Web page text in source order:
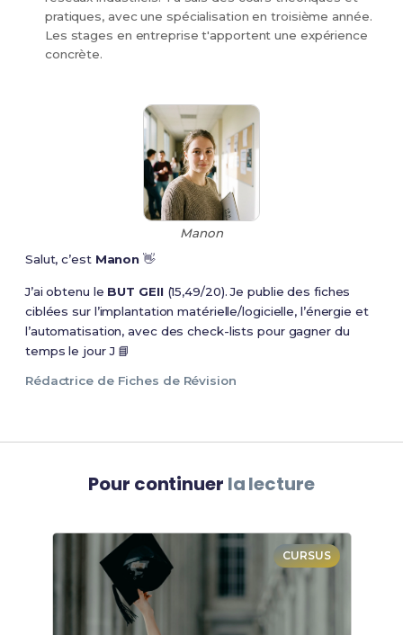
pratiques, avec une spécialisation en troisième année.
Les stages en entreprise t'apportent une expérience
concrète.
Manon
Salut, c’est Manon 👋
J’ai obtenu le BUT GEII(15,49/20). Je publie des fiches
ciblées sur l’implantation matérielle/logicielle, l’énergie et
l’automatisation, avec des check-lists pour gagner du
temps le jour J 📘
Rédactrice de Fiches de Révision
Pour continuer la lecture
CURSUS